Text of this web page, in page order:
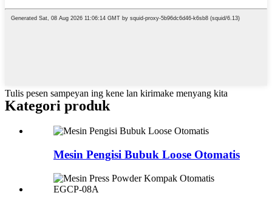
Tulis pesen sampeyan ing kene lan kirimake menyang kita
Kategori produk
Mesin Pengisi Bubuk Loose Otomatis